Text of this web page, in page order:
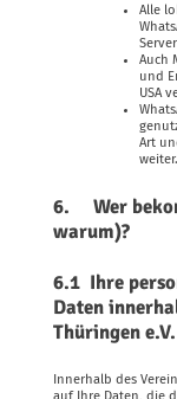
Alle
Auch
und
USA
Art
weiter.
6. Wer
warum)?
6.1 Ihre
Daten
Thüringen e.V.
Innerhalb des
auf Ihre Daten, die